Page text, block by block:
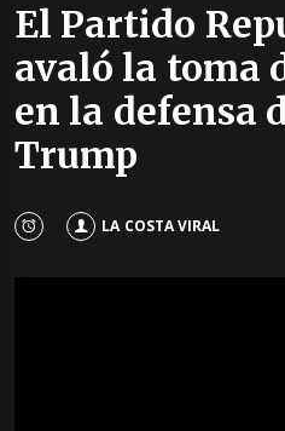
El Partido
avaló la toma
en la defensa
Trump
LA COSTA VIRAL